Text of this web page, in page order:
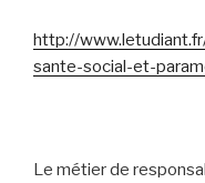
http://
sante-social-et-
Le métier de